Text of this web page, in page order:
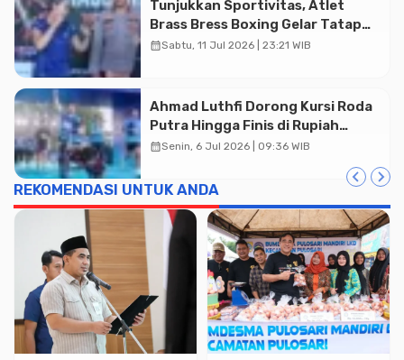
Tunjukkan Sportivitas, Atlet
Brass Bress Boxing Gelar Tatap
Muka Resmi di Kajen
calendar_monthSabtu, 11 Jul 2026 | 23:21 WIB
Ahmad Luthfi Dorong Kursi Roda
Putra Hingga Finis di Rupiah
Borobudur Playon 2026
calendar_monthSenin, 6 Jul 2026 | 09:36 WIB
REKOMENDASI UNTUK ANDA